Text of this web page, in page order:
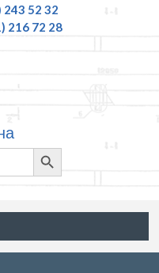
243 52 32
216 72 28
Search
Button